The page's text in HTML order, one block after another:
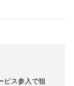
ビス参入で狙